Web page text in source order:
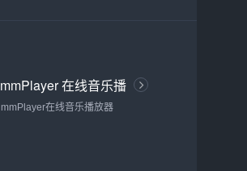
mmPlayer 在线音乐播
放器
mmPlayer在线音乐播放器